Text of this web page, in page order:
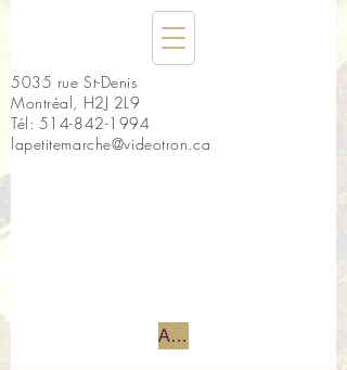
5035 rue St-Denis
Montréal, H2J 2L9
Tél: 514-842-1994
lapetitemarche@videotron.ca
Accueil